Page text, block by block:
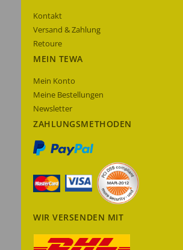
Kontakt
Versand & Zahlung
Retoure
MEIN TEWA
Mein Konto
Meine Bestellungen
Newsletter
ZAHLUNGSMETHODEN
WIR VERSENDEN MIT